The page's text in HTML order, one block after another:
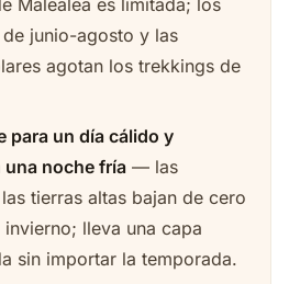
Malealea es limitada; los
junio-agosto y las
agotan los trekkings de
para un día cálido y
noche fría — las
tierras altas bajan de cero
lleva una capa
sin importar la temporada.